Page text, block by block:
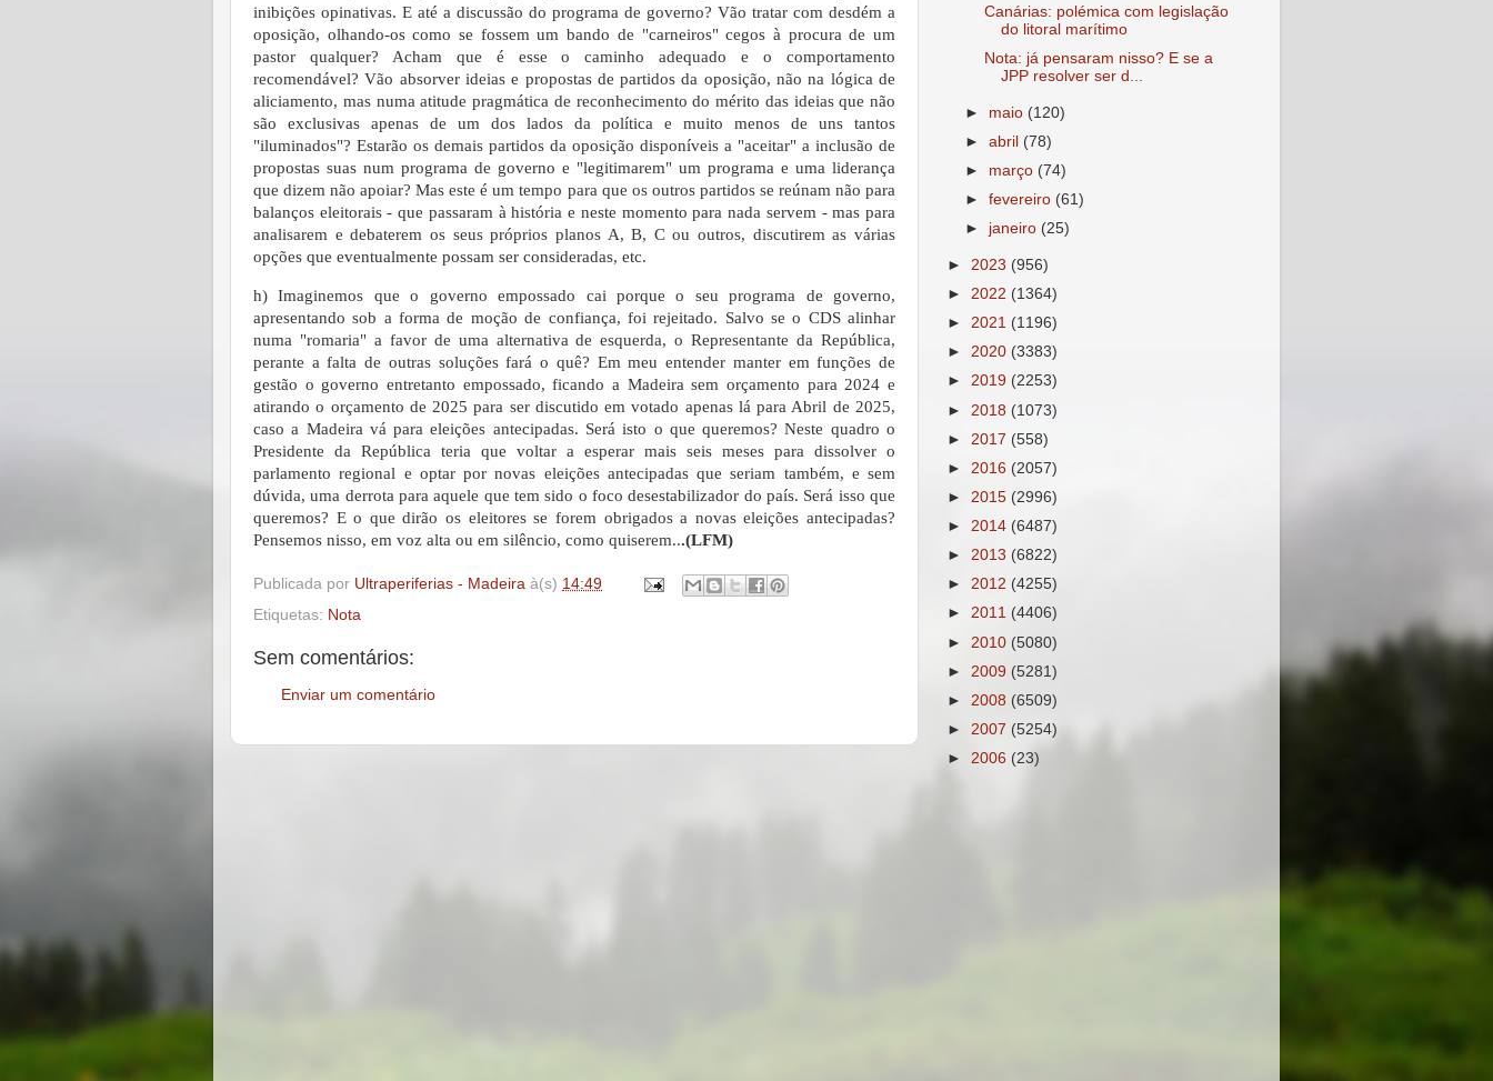
inibições opinativas. E até a discussão do programa de governo? Vão tratar com desdém a
oposição, olhando-os como se fossem um bando de "carneiros" cegos à procura de um
pastor qualquer? Acham que é esse o caminho adequado e o comportamento
recomendável? Vão absorver ideias e propostas de partidos da oposição, não na lógica de
aliciamento, mas numa atitude pragmática de reconhecimento do mérito das ideias que não
são exclusivas apenas de um dos lados da política e muito menos de uns tantos
"iluminados"? Estarão os demais partidos da oposição disponíveis a "aceitar" a inclusão de
propostas suas num programa de governo e "legitimarem" um programa e uma liderança
que dizem não apoiar? Mas este é um tempo para que os outros partidos se reúnam não para
balanços eleitorais - que passaram à história e neste momento para nada servem - mas para
analisarem e debaterem os seus próprios planos A, B, C ou outros, discutirem as várias
opções que eventualmente possam ser consideradas, etc.
h) Imaginemos que o governo empossado cai porque o seu programa de governo,
apresentando sob a forma de moção de confiança, foi rejeitado. Salvo se o CDS alinhar
numa "romaria" a favor de uma alternativa de esquerda, o Representante da República,
perante a falta de outras soluções fará o quê? Em meu entender manter em funções de
gestão o governo entretanto empossado, ficando a Madeira sem orçamento para 2024 e
atirando o orçamento de 2025 para ser discutido em votado apenas lá para Abril de 2025,
caso a Madeira vá para eleições antecipadas. Será isto o que queremos? Neste quadro o
Presidente da República teria que voltar a esperar mais seis meses para dissolver o
parlamento regional e optar por novas eleições antecipadas que seriam também, e sem
dúvida, uma derrota para aquele que tem sido o foco desestabilizador do país. Será isso que
queremos? E o que dirão os eleitores se forem obrigados a novas eleições antecipadas?
Pensemos nisso, em voz alta ou em silêncio, como quiserem...(LFM)
Publicada por Ultraperiferias - Madeira à(s) 14:49
Etiquetas: Nota
Sem comentários:
Enviar um comentário
Canárias: polémica com legislação
do litoral marítimo
Nota: já pensaram nisso? E se a
JPP resolver ser d...
► maio (120)
►abril (78)
► março (74)
►fevereiro (61)
► janeiro (25)
► 2023 (956)
► 2022 (1364)
► 2021 (1196)
► 2020 (3383)
► 2019 (2253)
► 2018 (1073)
► 2017 (558)
► 2016 (2057)
► 2015 (2996)
► 2014 (6487)
► 2013 (6822)
► 2012 (4255)
► 2011 (4406)
► 2010 (5080)
► 2009 (5281)
► 2008 (6509)
► 2007 (5254)
► 2006 (23)